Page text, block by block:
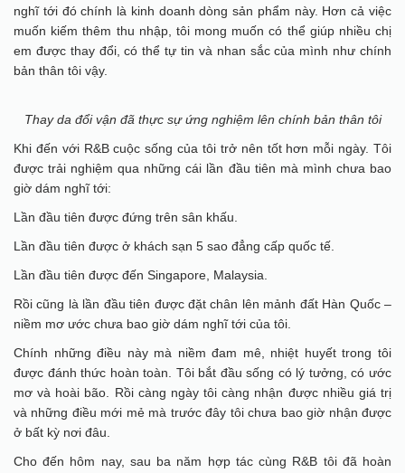
nghĩ tới đó chính là kinh doanh dòng sản phẩm này. Hơn cả việc
muốn kiếm thêm thu nhập, tôi mong muốn có thể giúp nhiều chị
em được thay đổi, có thể tự tin và nhan sắc của mình như chính
bản thân tôi vậy.
Thay da đổi vận đã thực sự ứng nghiệm lên chính bản thân tôi
Khi đến với R&B cuộc sống của tôi trở nên tốt hơn mỗi ngày. Tôi
được trải nghiệm qua những cái lần đầu tiên mà mình chưa bao
giờ dám nghĩ tới:
Lần đầu tiên được đứng trên sân khấu.
Lần đầu tiên được ở khách sạn 5 sao đẳng cấp quốc tế.
Lần đầu tiên được đến Singapore, Malaysia.
Rồi cũng là lần đầu tiên được đặt chân lên mảnh đất Hàn Quốc –
niềm mơ ước chưa bao giờ dám nghĩ tới của tôi.
Chính những điều này mà niềm đam mê, nhiệt huyết trong tôi
được đánh thức hoàn toàn. Tôi bắt đầu sống có lý tưởng, có ước
mơ và hoài bão. Rồi càng ngày tôi càng nhận được nhiều giá trị
và những điều mới mẻ mà trước đây tôi chưa bao giờ nhận được
ở bất kỳ nơi đâu.
Cho đến hôm nay, sau ba năm hợp tác cùng R&B tôi đã hoàn